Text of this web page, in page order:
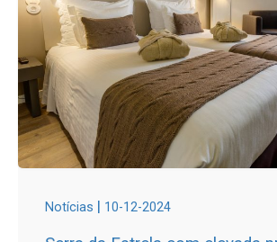
Notícias | 10-12-2024